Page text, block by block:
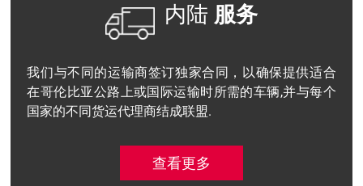
内陆 服务
我们与不同的运输商签订独家合同，以确保提供适合
在哥伦比亚公路上或国际运输时所需的车辆,并与每个
国家的不同货运代理商结成联盟.
查看更多